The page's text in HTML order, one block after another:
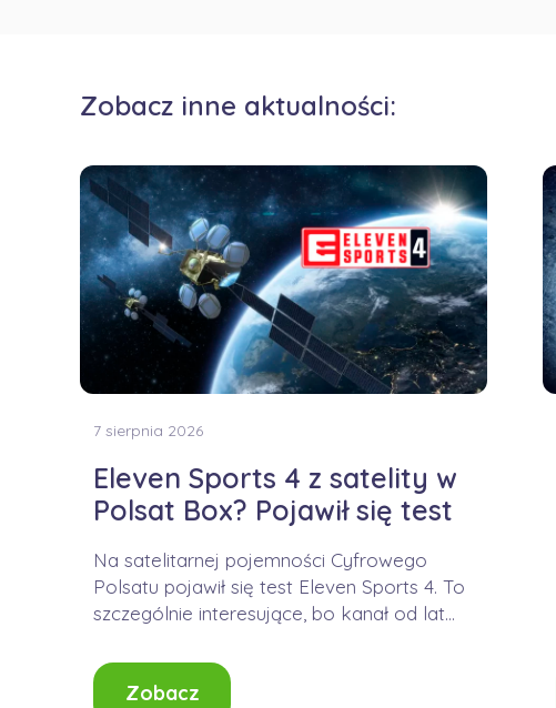
Zobacz inne aktualności:
7 sierpnia 2026
Eleven Sports 4 z satelity w
Polsat Box? Pojawił się test
Na satelitarnej pojemności Cyfrowego
Polsatu pojawił się test Eleven Sports 4. To
szczególnie interesujące, bo kanał od lat
Zobacz